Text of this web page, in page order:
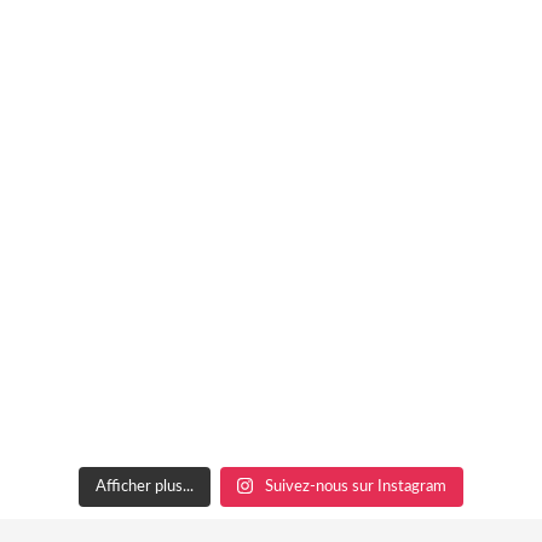
Afficher plus... Suivez-nous sur Instagram